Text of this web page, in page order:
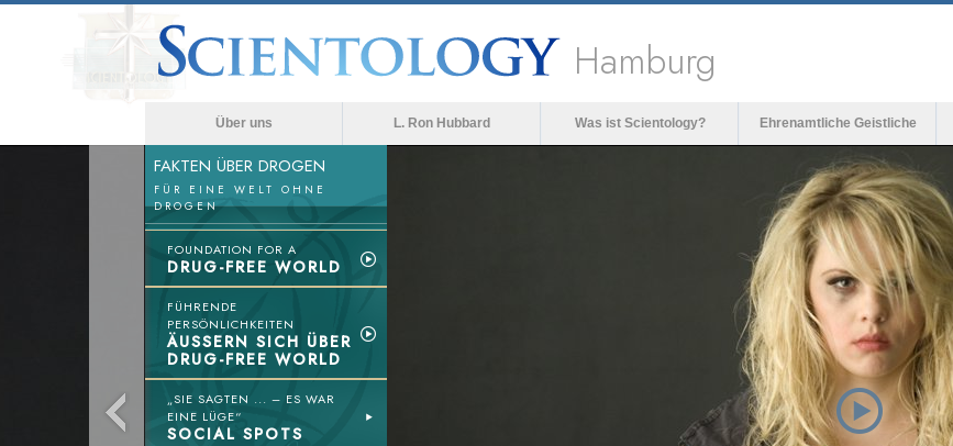
Hamburg
Über uns L. Ron Hubbard Was ist Scientology? Ehrenamtliche Geistliche
FAKTEN ÜBER DROGEN
FÜR EINE WELT OHNE
DROGEN
FOUNDATION FOR A
DRUG-FREE WORLD
FÜHRENDE
PERSÖNLICHKEITEN
ÄUSSERN SICH ÜBER
DRUG-FREE WORLD
„SIE SAGTEN ... – ES WAR
EINE LÜGE“
SOCIAL SPOTS